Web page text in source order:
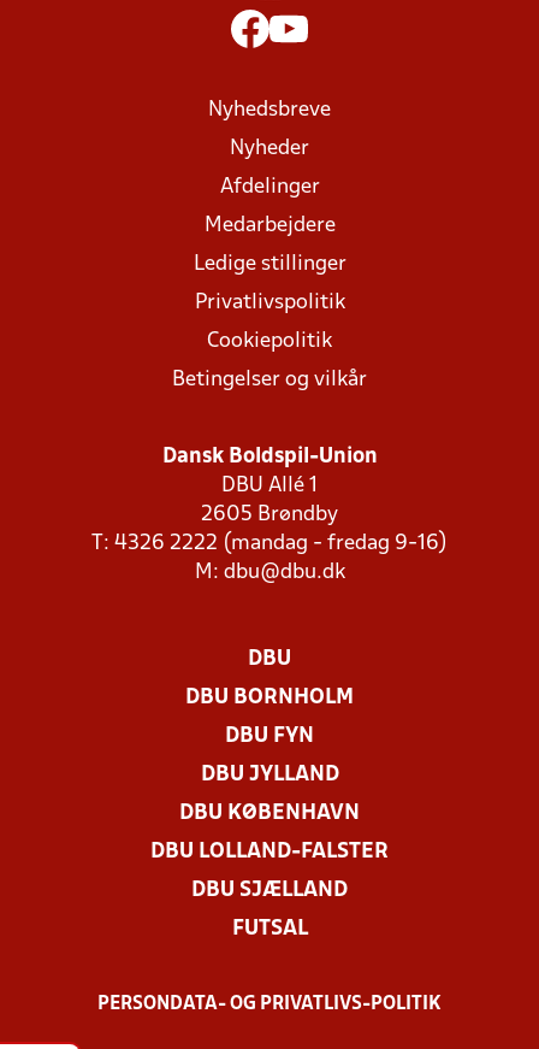
Nyhedsbreve
Nyheder
Afdelinger
Medarbejdere
Ledige stillinger
Privatlivspolitik
Cookiepolitik
Betingelser og vilkår
Dansk Boldspil-Union
DBU Allé 1
2605 Brøndby
T: 4326 2222 (mandag - fredag 9-16)
M: dbu@dbu.dk
DBU
DBU BORNHOLM
DBU FYN
DBU JYLLAND
DBU KØBENHAVN
DBU LOLLAND-FALSTER
DBU SJÆLLAND
FUTSAL
PERSONDATA- OG PRIVATLIVS-POLITIK